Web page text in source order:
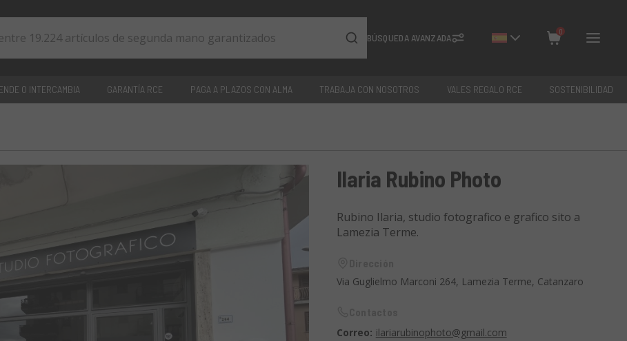
BÚSQUEDA AVANZADA
0
Cerrar
O INTERCAMBIA GARANTÍA RCE PAGA A PLAZOS CON ALMA TRABAJA CON NOSOTROS VALES REGALO RCE SOSTENIBILIDAD
Ilaria Rubino Photo
Rubino Ilaria, studio fotografico e grafico sito a
Lamezia Terme.
Via Guglielmo Marconi 264, Lamezia Terme, Catanzaro
Correo: ilariarubinophoto@gmail.com